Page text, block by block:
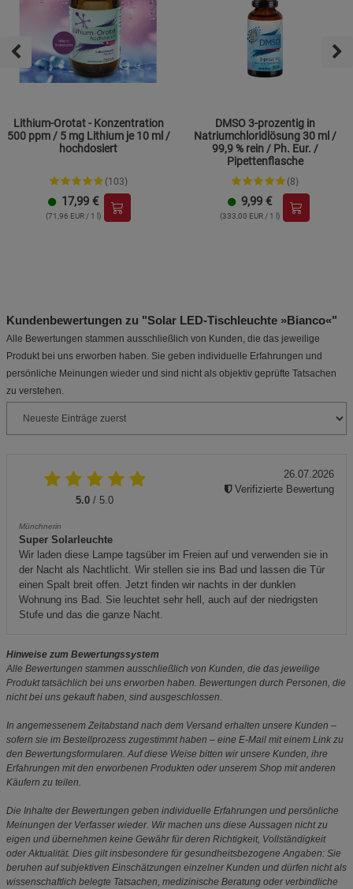
Lithium-Orotat - Konzentration
500 ppm / 5 mg Lithium je 10 ml /
hochdosiert
(103)
17,99 €
(71,96 EUR / 1 l)
DMSO 3-prozentig in
Natriumchloridlösung 30 ml /
99,9 % rein / Ph. Eur. /
Pipettenflasche
(8)
9,99 €
(333,00 EUR / 1 l)
Kundenbewertungen zu "Solar LED-Tischleuchte »Bianco«"
Alle Bewertungen stammen ausschließlich von Kunden, die das jeweilige
Produkt bei uns erworben haben. Sie geben individuelle Erfahrungen und
persönliche Meinungen wieder und sind nicht als objektiv geprüfte Tatsachen
zu verstehen.
5.0 / 5.0
Münchnerin
Super Solarleuchte
Wir laden diese Lampe tagsüber im Freien auf und verwenden sie in
der Nacht als Nachtlicht. Wir stellen sie ins Bad und lassen die Tür
einen Spalt breit offen. Jetzt finden wir nachts in der dunklen
Wohnung ins Bad. Sie leuchtet sehr hell, auch auf der niedrigsten
Stufe und das die ganze Nacht.
26.07.2026
Verifizierte Bewertung
Hinweise zum Bewertungssystem
Alle Bewertungen stammen ausschließlich von Kunden, die das jeweilige
Produkt tatsächlich bei uns erworben haben. Bewertungen durch Personen, die
nicht bei uns gekauft haben, sind ausgeschlossen.
In angemessenem Zeitabstand nach dem Versand erhalten unsere Kunden –
sofern sie im Bestellprozess zugestimmt haben – eine E-Mail mit einem Link zu
den Bewertungsformularen. Auf diese Weise bitten wir unsere Kunden, ihre
Erfahrungen mit den erworbenen Produkten oder unserem Shop mit anderen
Käufern zu teilen.
Die Inhalte der Bewertungen geben individuelle Erfahrungen und persönliche
Meinungen der Verfasser wieder. Wir machen uns diese Aussagen nicht zu
eigen und übernehmen keine Gewähr für deren Richtigkeit, Vollständigkeit
oder Aktualität. Dies gilt insbesondere für gesundheitsbezogene Angaben: Sie
beruhen auf subjektiven Einschätzungen einzelner Kunden und dürfen nicht als
wissenschaftlich belegte Tatsachen, medizinische Beratung oder verbindliche